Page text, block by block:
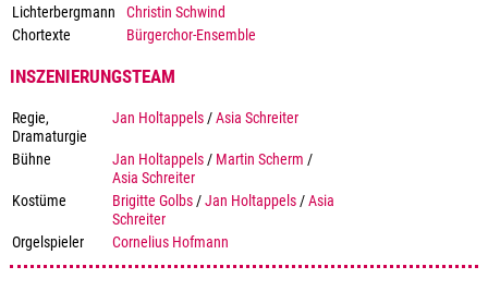
Lichterbergmann
Christin Schwind
Chortexte
Bürgerchor-Ensemble
INSZENIERUNGSTEAM
Regie,
Dramaturgie
Jan Holtappels/Asia Schreiter
Bühne Jan Holtappels/ Martin Scherm /
Asia Schreiter
Kostüme
Brigitte Golbs/Jan Holtappels/Asia
Schreiter
Orgelspieler
Cornelius Hofmann